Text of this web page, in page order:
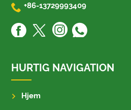
 +86-13729993409
HURTIG NAVIGATION
Hjem